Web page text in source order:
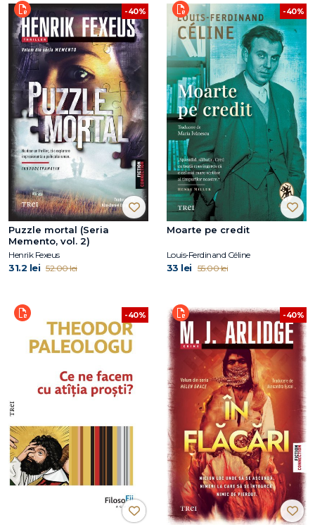
-40%
Puzzle mortal (Seria
Memento, vol. 2)
Henrik Fexeus
31.2 lei 52.00 lei
-40%
Moarte pe credit
Louis‑Ferdinand Céline
33 lei 55.00 lei
-40% -40%